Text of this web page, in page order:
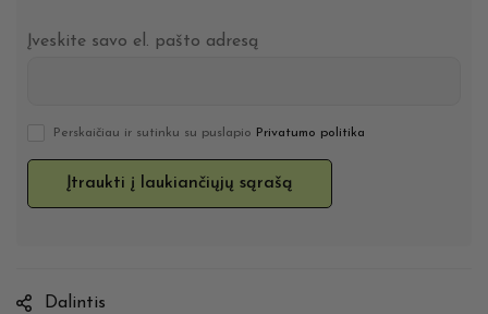
Įveskite savo el. pašto adresą
Perskaičiau ir sutinku su puslapio Privatumo politika
Dalintis